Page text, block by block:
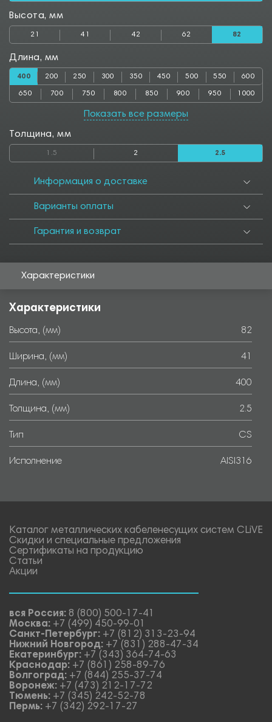
Высота, мм
21 41 42 62 82
Длина, мм
400 200 250 300 350 450 500 550 600
650 700 750 800 850 900 950 1000
Показать все размеры
Толщина, мм
1.5 2 2.5
Информация о доставке
Варианты оплаты
Гарантия и возврат
Характеристики
Характеристики
Высота, (мм) 82
Ширина, (мм) 41
Длина, (мм) 400
Толщина, (мм) 2.5
Тип CS
Исполнение AISI316
Каталог металлических кабеленесущих систем CLiVE
Скидки и специальные предложения
Сертификаты на продукцию
Статьи
Акции
вся Россия: 8 (800) 500-17-41
Москва: +7 (499) 450-99-01
Санкт-Петербург: +7 (812) 313-23-94
Нижний Новгород: +7 (831) 288-47-34
Екатеринбург: +7 (343) 364-74-63
Краснодар: +7 (861) 258-89-76
Волгоград: +7 (844) 255-37-74
Воронеж: +7 (473) 212-17-72
Тюмень: +7 (345) 242-52-78
Пермь: +7 (342) 292-17-27